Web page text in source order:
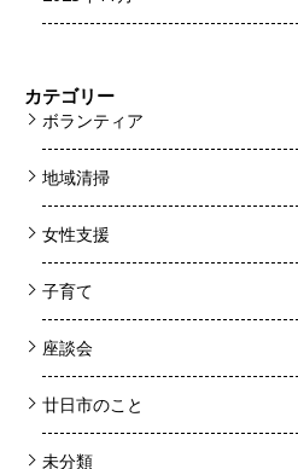
カテゴリー
ボランティア
地域清掃
女性支援
子育て
座談会
廿日市のこと
未分類